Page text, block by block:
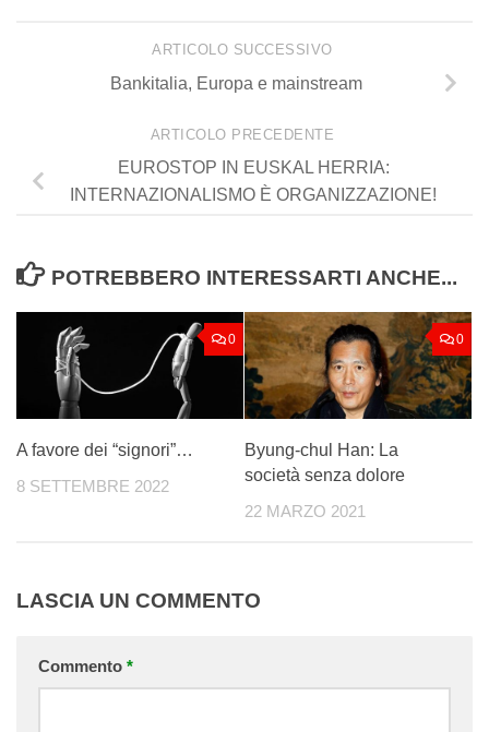
ARTICOLO SUCCESSIVO
Bankitalia, Europa e mainstream
ARTICOLO PRECEDENTE
EUROSTOP IN EUSKAL HERRIA:
INTERNAZIONALISMO È ORGANIZZAZIONE!
POTREBBERO INTERESSARTI ANCHE...
0
A favore dei “signori”…
8 SETTEMBRE 2022
0
Byung-chul Han: La
società senza dolore
22 MARZO 2021
LASCIA UN COMMENTO
Commento *